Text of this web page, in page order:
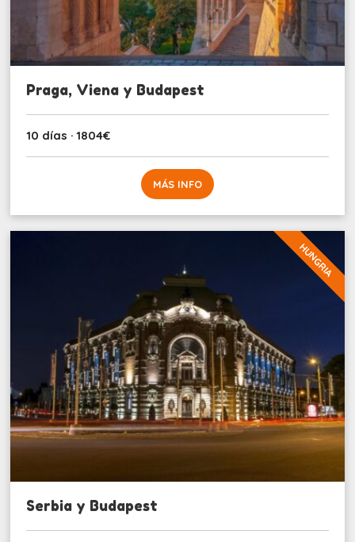
Praga, Viena y Budapest
10 días · 1804€
MÁS INFO
HUNGRIA
Serbia y Budapest